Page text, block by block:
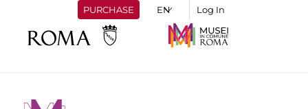
PURCHASE Log In